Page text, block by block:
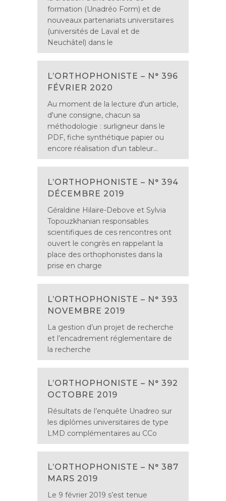
formation (Unadréo Form) et de
nouveaux partenariats universitaires
(universités de Laval et de
Neuchâtel) dans le
L’ORTHOPHONISTE – N° 396
FÉVRIER 2020
Au moment de la lecture d'un article,
d'une consigne, chacun sa
méthodologie : surligneur dans le
PDF, fiche synthétique papier ou
encore réalisation d'un tableur...
L’ORTHOPHONISTE – N° 394
DÉCEMBRE 2019
Géraldine Hilaire-Debove et Sylvia
Topouzkhanian responsables
scientifiques de ces rencontres ont
ouvert le congrès en rappelant la
place des orthophonistes dans la
prise en charge
L’ORTHOPHONISTE – N° 393
NOVEMBRE 2019
La gestion d’un projet de recherche
et l’encadrement réglementaire de
la recherche
L’ORTHOPHONISTE – N° 392
OCTOBRE 2019
Résultats de l’enquête Unadreo sur
les diplômes universitaires de type
LMD complémentaires au CCo
L’ORTHOPHONISTE – N° 387
MARS 2019
Le 9 février 2019 s’est tenue